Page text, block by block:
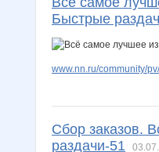
Быстрые
www.nn.ru/community/
Сбор заказов.
раздачи-51